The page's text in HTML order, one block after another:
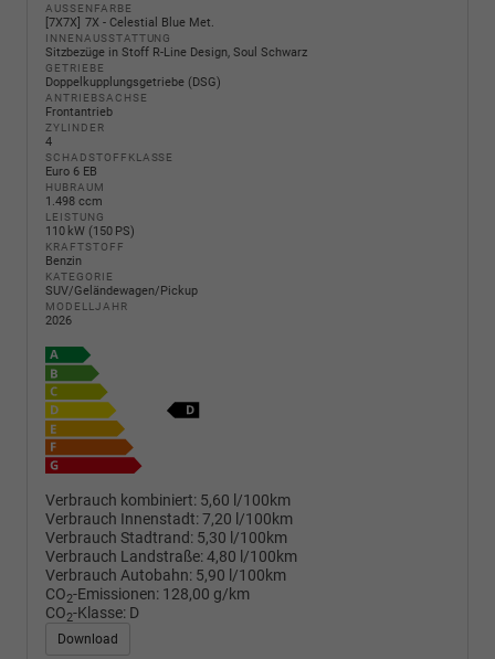
AUSSENFARBE
7X7X 7X - Celestial Blue Met.
INNENAUSSTATTUNG
Sitzbezüge in Stoff R-Line Design, Soul Schwarz
GETRIEBE
Doppelkupplungsgetriebe (DSG)
ANTRIEBSACHSE
Frontantrieb
ZYLINDER
4
SCHADSTOFFKLASSE
Euro 6 EB
HUBRAUM
1.498 ccm
LEISTUNG
110 kW (150 PS)
KRAFTSTOFF
Benzin
KATEGORIE
SUV/Geländewagen/Pickup
MODELLJAHR
2026
Verbrauch kombiniert: 5,60 l/100km
Verbrauch Innenstadt:7,20 l/100km
Verbrauch Stadtrand: 5,30 l/100km
Verbrauch Landstraße:4,80 l/100km
Verbrauch Autobahn: 5,90 l/100km
CO2-Emissionen: 128,00 g/km
CO2-Klasse: D
Download